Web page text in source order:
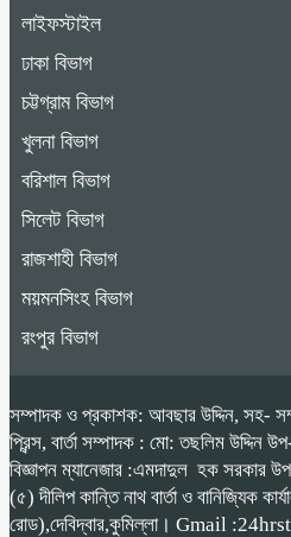
লাইফস্টাইল
ঢাকা বিভাগ
চট্টগ্রাম বিভাগ
খুলনা বিভাগ
বরিশাল বিভাগ
সিলেট বিভাগ
রাজশাহী বিভাগ
ময়মনসিংহ বিভাগ
রংপুর বিভাগ
সম্পাদক ও প্রকাশক: আবছার উদ্দিন, সহ-
প্রিন্স, বার্তা সম্পাদক : মো: তছলিম উদ্দিন
বিজ্ঞাপন ম্যানেজার :এমদাদুল হক সরকার
(৫) দীলিপ কান্তি নাথ বার্তা ও বানিজ্যিক
রোড),দেবিদ্বার,কুমিল্লা। Gmail